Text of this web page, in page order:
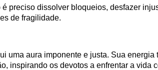
preciso dissolver bloqueios, desfazer
de fragilidade.
uma aura imponente e justa. Sua energia
inspirando os devotos a enfrentar a vida